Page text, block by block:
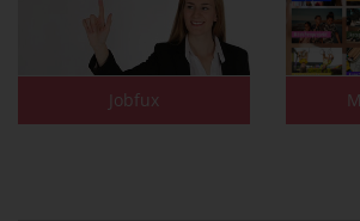
Jobfux